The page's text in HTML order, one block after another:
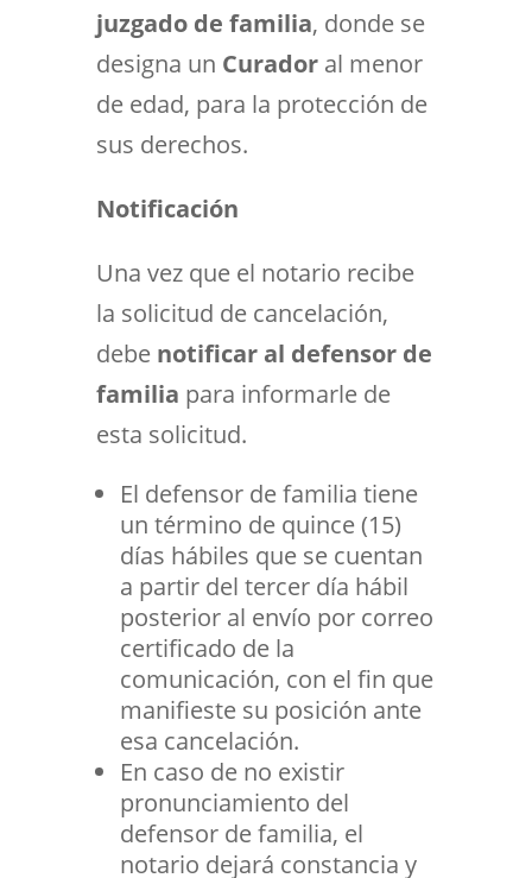
juzgado de familia, donde se
designa un Curadoral menor
de edad, para la protección de
sus derechos.
Notificación
Una vez que el notario recibe
la solicitud de cancelación,
debe notificar al defensor de
familia para informarle de
esta solicitud.
El defensor de familia tiene
un término de quince (15)
días hábiles que se cuentan
a partir del tercer día hábil
posterior al envío por correo
certificado de la
comunicación, con el fin que
manifieste su posición ante
esa cancelación.
En caso de no existir
pronunciamiento del
defensor de familia, el
notario dejará constancia y